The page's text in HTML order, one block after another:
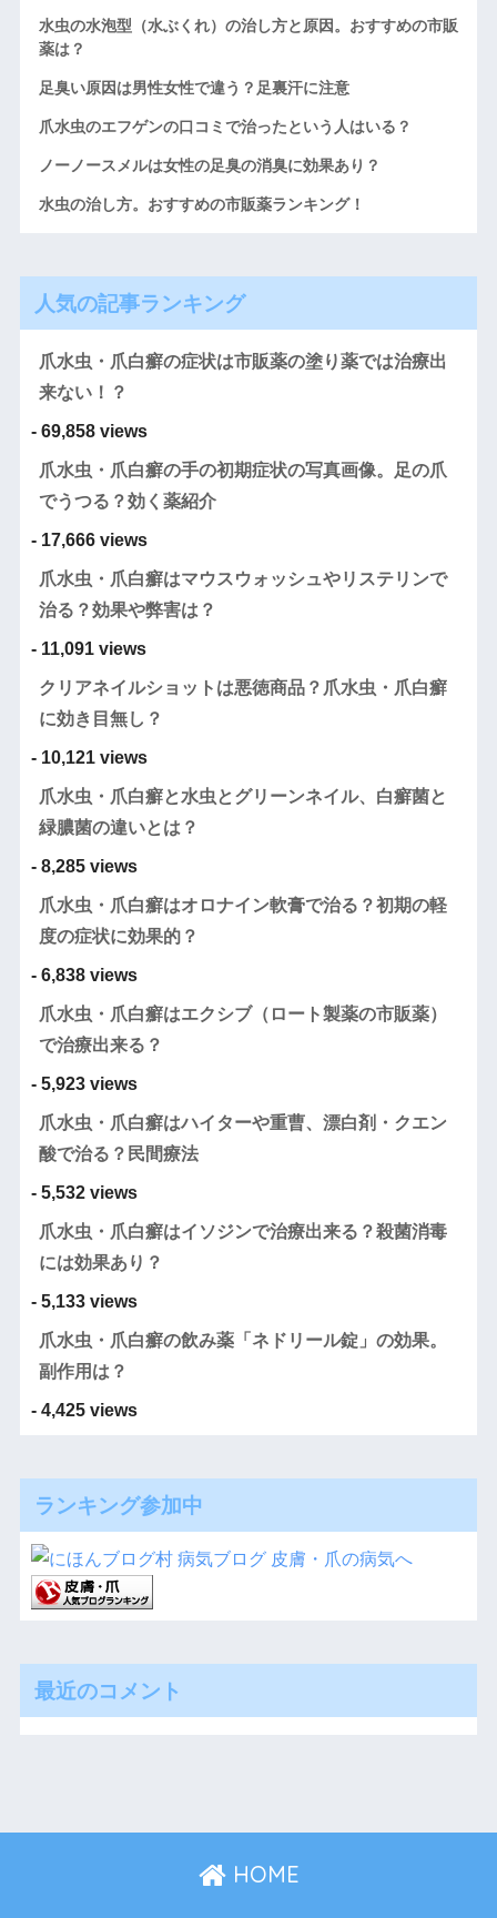
水虫の水泡型（水ぶくれ）の治し方と原因。おすすめの市販
薬は？
足臭い原因は男性女性で違う？足裏汗に注意
爪水虫のエフゲンの口コミで治ったという人はいる？
ノーノースメルは女性の足臭の消臭に効果あり？
水虫の治し方。おすすめの市販薬ランキング！
人気の記事ランキング
爪水虫・爪白癬の症状は市販薬の塗り薬では治療出
来ない！？
- 69,858 views
爪水虫・爪白癬の手の初期症状の写真画像。足の爪
でうつる？効く薬紹介
- 17,666 views
爪水虫・爪白癬はマウスウォッシュやリステリンで
治る？効果や弊害は？
- 11,091 views
クリアネイルショットは悪徳商品？爪水虫・爪白癬
に効き目無し？
- 10,121 views
爪水虫・爪白癬と水虫とグリーンネイル、白癬菌と
緑膿菌の違いとは？
- 8,285 views
爪水虫・爪白癬はオロナイン軟膏で治る？初期の軽
度の症状に効果的？
- 6,838 views
爪水虫・爪白癬はエクシブ（ロート製薬の市販薬）
で治療出来る？
- 5,923 views
爪水虫・爪白癬はハイターや重曹、漂白剤・クエン
酸で治る？民間療法
- 5,532 views
爪水虫・爪白癬はイソジンで治療出来る？殺菌消毒
には効果あり？
- 5,133 views
爪水虫・爪白癬の飲み薬「ネドリール錠」の効果。
副作用は？
- 4,425 views
ランキング参加中
最近のコメント
HOME